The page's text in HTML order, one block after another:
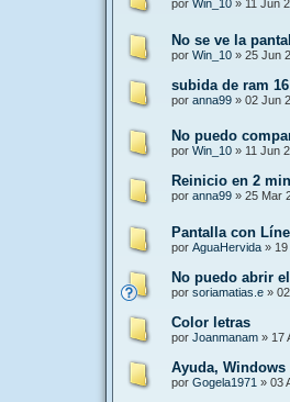
por Win_10 » 11 Jun
No se ve la
por Win_10 » 25 Jun
subida de ram
por anna99 » 02 Jun
No puedo
por Win_10 » 11 Jun
Reinicio en 2 min
por anna99 » 25 Mar
Pantalla con
por AguaHervida »
No puedo abrir
por soriamatias.e »
Color letras
por Joanmanam » 17
Ayuda, Windows
por Gogela1971 » 03